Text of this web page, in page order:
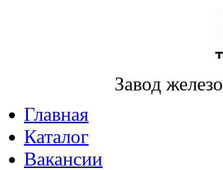
Завод
Главная
Каталог
Вакансии